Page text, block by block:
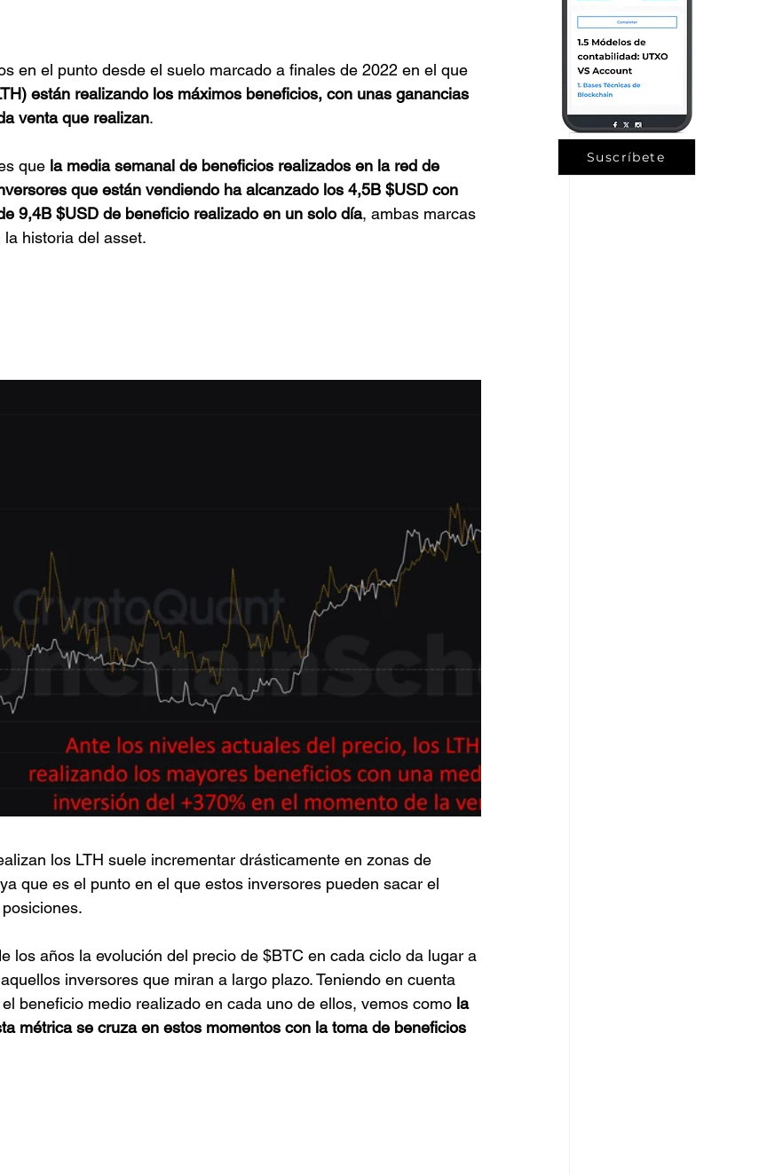
Suscríbete
en el punto desde el suelo marcado a finales de 2022 en el que
están realizando los máximos beneficios, con unas ganancias
venta que realizan.
que la media semanal de beneficios realizados en la red de
que están vendiendo ha alcanzado los 4,5B $USD con
9,4B $USD de beneficio realizado en un solo día, ambas marcas
historia del asset.
los LTH suele incrementar drásticamente en zonas de
que es el punto en el que estos inversores pueden sacar el
los años la evolución del precio de $BTC en cada ciclo da lugar a
inversores que miran a largo plazo. Teniendo en cuenta
beneficio medio realizado en cada uno de ellos, vemos como la
métrica se cruza en estos momentos con la toma de beneficios